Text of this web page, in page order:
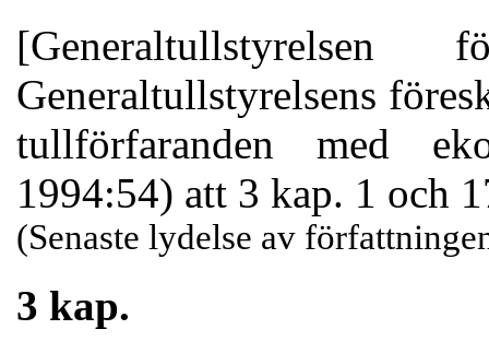
Generaltullstyrelsens
tullförfaranden med
1994:54) att 3 kap. 1 och
(Senaste lydelse av
3 kap.